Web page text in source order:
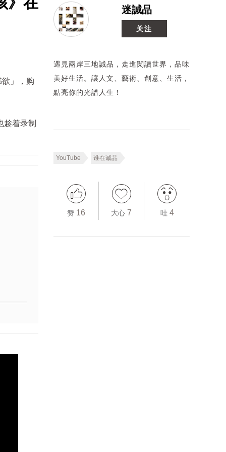
」，购
趁着录制
迷誠品
关注
遇見兩岸三地誠品，走進閱讀世界，品味
美好生活。讓人文、藝術、創意、生活，
點亮你的光譜人生！
YouTube 谁在诚品
赞 16 大心 7 哇 4